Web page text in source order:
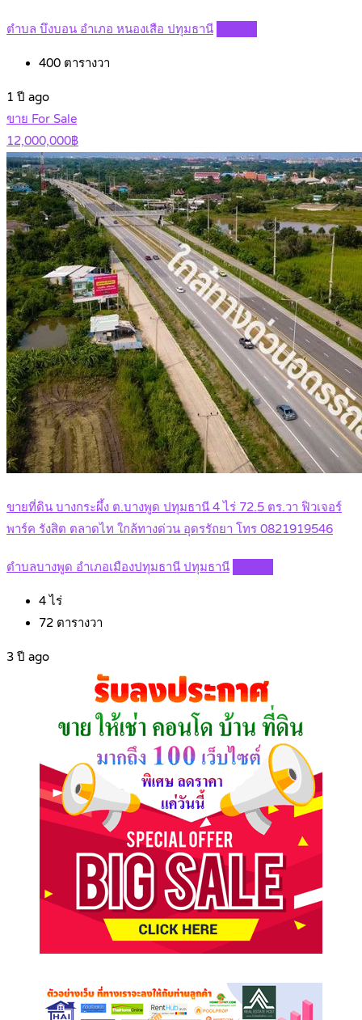
ตำบล บึงบอน อำเภอ หนองเสือ ปทุมธานี
400 ตารางวา
1 ปี ago
ขาย For Sale
12,000,000฿
ขายที่ดิน บางกระผึ้ง ต.บางพูด ปทุมธานี 4 ไร่ 72.5 ตร.วา ฟิวเจอร์
พาร์ค รังสิต ตลาดไท ใกล้ทางด่วน อุดรรัถยา โทร 0821919546
ตำบลบางพูด อำเภอเมืองปทุมธานี ปทุมธานี
4ไร่
72 ตารางวา
3 ปี ago